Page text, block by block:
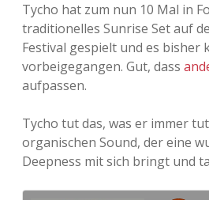
Tycho hat zum nun 10 Mal in
traditionelles Sunrise Set auf
Festival gespielt und es bisher
vorbeigegangen. Gut, dass
aufpassen.
Tycho tut das, was er immer
organischen Sound, der eine
Deepness mit sich bringt und